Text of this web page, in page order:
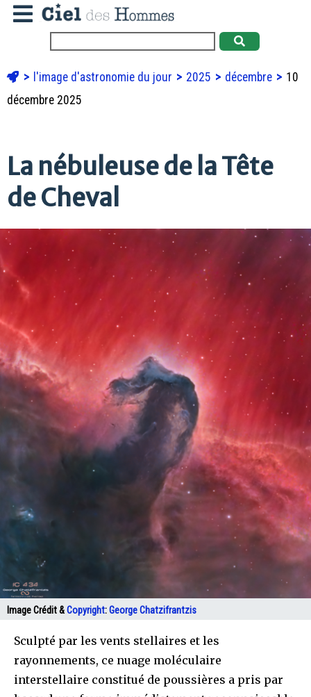
l'image d'astronomie du jour 2025 décembre
10
décembre 2025
La nébuleuse de la Tête
de Cheval
Image Crédit &Copyright:George Chatzifrantzis
Sculpté par les vents stellaires et les
rayonnements, ce nuage moléculaire
interstellaire constitué de poussières a pris par